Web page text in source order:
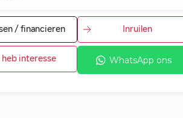
/ financieren Inruilen
heb interesse WhatsApp ons